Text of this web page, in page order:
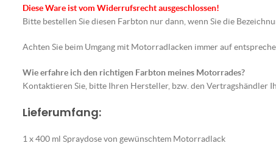
Diese Ware ist vom Widerrufsrecht ausgeschlossen!
Bitte bestellen Sie diesen Farbton nur dann, wenn Sie die
Achten Sie beim Umgang mit Motorradlacken immer auf
Wie erfahre ich den richtigen Farbton meines Motorrades?
Kontaktieren Sie, bitte Ihren Hersteller, bzw. den
Lieferumfang:
1 x 400 ml Spraydose von gewünschtem Motorradlack